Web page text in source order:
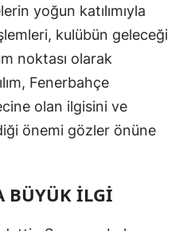
Giresun
Gümüşhane
Hakkari
Hatay
Mersin
yoğun katılımıyla
kulübün geleceği
noktası olarak
Fenerbahçe
olan ilgisini ve
önemi gözler önüne
BÜYÜK İLGI